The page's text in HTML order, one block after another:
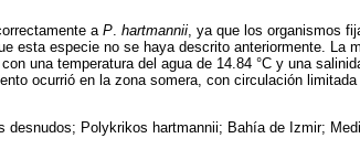
a P. hartmannii, ya que los organismos
esta especie no se haya descrito anteriormente. La
una temperatura del agua de 14.84 °C y una
ocurrió en la zona somera, con circulación
desnudos; Polykrikos hartmannii; Bahía de Izmir;